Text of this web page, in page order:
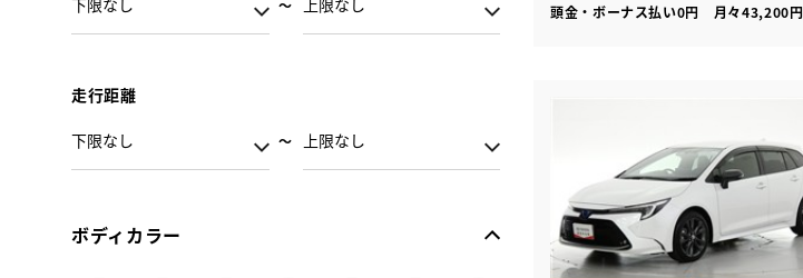
走行距離
ボディカラー
頭金・ボーナス払い0円 月々43,200円